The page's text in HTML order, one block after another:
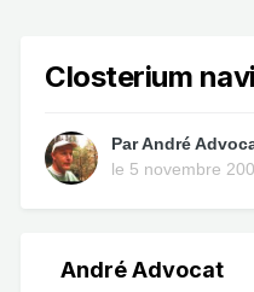
Closterium
ParAndré
le 5 novembre
André Advocat